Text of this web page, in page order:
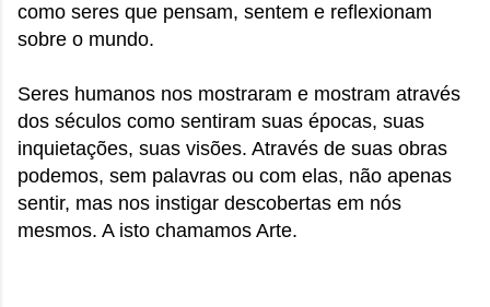
como seres que pensam, sentem e reflexionam
sobre o mundo.
Seres humanos nos mostraram e mostram através
dos séculos como sentiram suas épocas, suas
inquietações, suas visões. Através de suas obras
podemos, sem palavras ou com elas, não apenas
sentir, mas nos instigar descobertas em nós
mesmos. A isto chamamos Arte.